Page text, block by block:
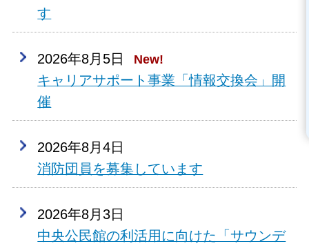
す
2026年8月5日 New!
キャリアサポート事業「情報交換会」開
催
2026年8月4日
消防団員を募集しています
2026年8月3日
中央公民館の利活用に向けた「サウンデ